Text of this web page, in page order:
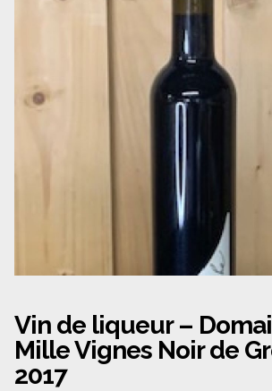
Politique de confidentialité
Politique de cookies (UE)
Validation de la commande
Vin de liqueur –
Mille Vignes Noir de
2017